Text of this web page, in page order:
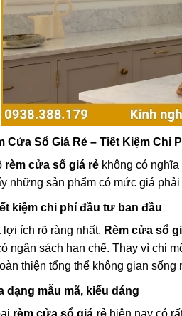
Cửa Sổ Giá Rẻ – Tiết Kiệm Chi
rèm cửa sổ giá rẻ không có
những sản phẩm có mức giá
kiệm chi phí đầu tư ban đầu
ích rõ ràng nhất. Rèm cửa sổ
ngân sách hạn chế. Thay vì chi
thiện tổng thể không gian sống
dạng mẫu mã, kiểu dáng
rèm cửa sổ giá rẻ hiện nay có